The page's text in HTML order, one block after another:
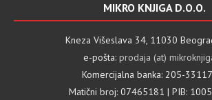
MIKRO KNJIGA D.O.O.
Kneza Višeslava 34, 11030
e-pošta: prodaja (at)
Komercijalna banka: 205-
Matični broj: 07465181 | PIB: